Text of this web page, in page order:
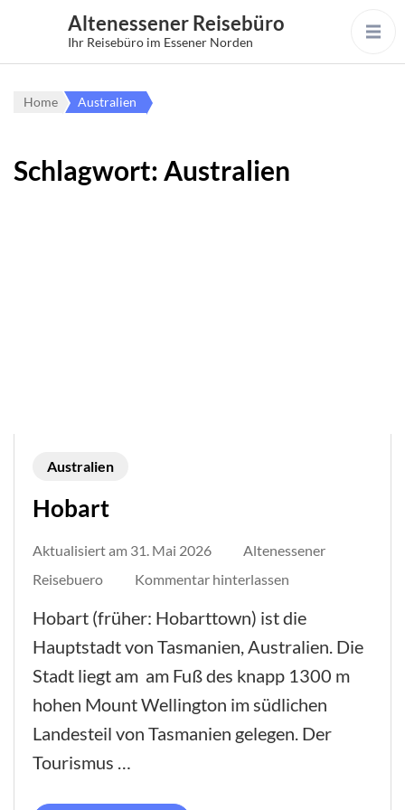
Altenessener Reisebüro
Ihr Reisebüro im Essener Norden
Home Australien
Schlagwort: Australien
Australien
Hobart
Aktualisiert am 31. Mai 2026
Altenessener
Reisebuero
Kommentar hinterlassen
Hobart (früher: Hobarttown) ist die
Hauptstadt von Tasmanien, Australien. Die
Stadt liegt am am Fuß des knapp 1300 m
hohen Mount Wellington im südlichen
Landesteil von Tasmanien gelegen. Der
Tourismus …